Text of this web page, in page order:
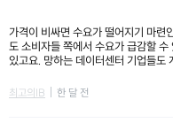
가격이 비싸면 수요가 떨어지기 마련
도 소비자들 쪽에서 수요가 급감할
있고요. 망하는 데이터센터 기업들도
최고의IB 한 달 전